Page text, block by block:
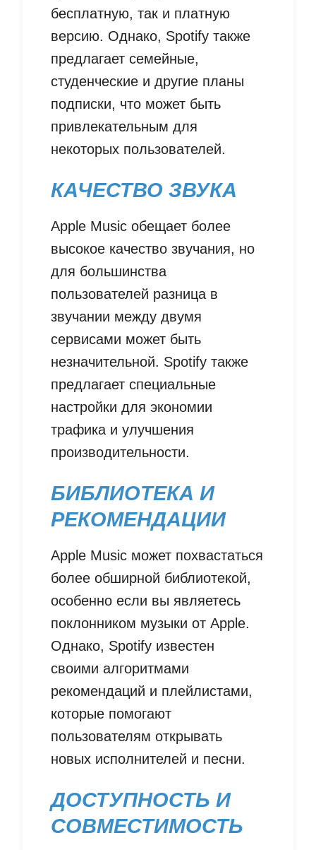
бесплатную, так и платную
версию. Однако, Spotify также
предлагает семейные,
студенческие и другие планы
подписки, что может быть
привлекательным для
некоторых пользователей.
КАЧЕСТВО ЗВУКА
Apple Music обещает более
высокое качество звучания, но
для большинства
пользователей разница в
звучании между двумя
сервисами может быть
незначительной. Spotify также
предлагает специальные
настройки для экономии
трафика и улучшения
производительности.
БИБЛИОТЕКА И
РЕКОМЕНДАЦИИ
Apple Music может похвастаться
более обширной библиотекой,
особенно если вы являетесь
поклонником музыки от Apple.
Однако, Spotify известен
своими алгоритмами
рекомендаций и плейлистами,
которые помогают
пользователям открывать
новых исполнителей и песни.
ДОСТУПНОСТЬ И
СОВМЕСТИМОСТЬ